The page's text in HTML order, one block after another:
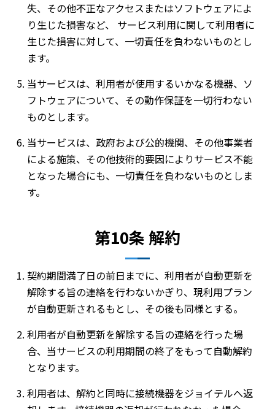
失、その他不正なアクセスまたはソフトウェアによ
り生じた損害など、 サービス利用に関して利用者に
生じた損害に対して、一切責任を負わないものとし
ます。
当サービスは、利用者が使用するいかなる機器、ソ
フトウェアについて、その動作保証を一切行わない
ものとします。
当サービスは、政府および公的機関、その他事業者
による施策、その他技術的要因によりサービス不能
となった場合にも、一切責任を負わないものとしま
す。
第10条 解約
契約期間満了日の前日までに、利用者が自動更新を
解除する旨の連絡を行わないかぎり、現利用プラン
が自動更新されるもとし、その後も同様とする。
利用者が自動更新を解除する旨の連絡を行った場
合、当サービスの利用期間の終了をもって自動解約
となります。
利用者は、解約と同時に接続機器をジョイテルへ返